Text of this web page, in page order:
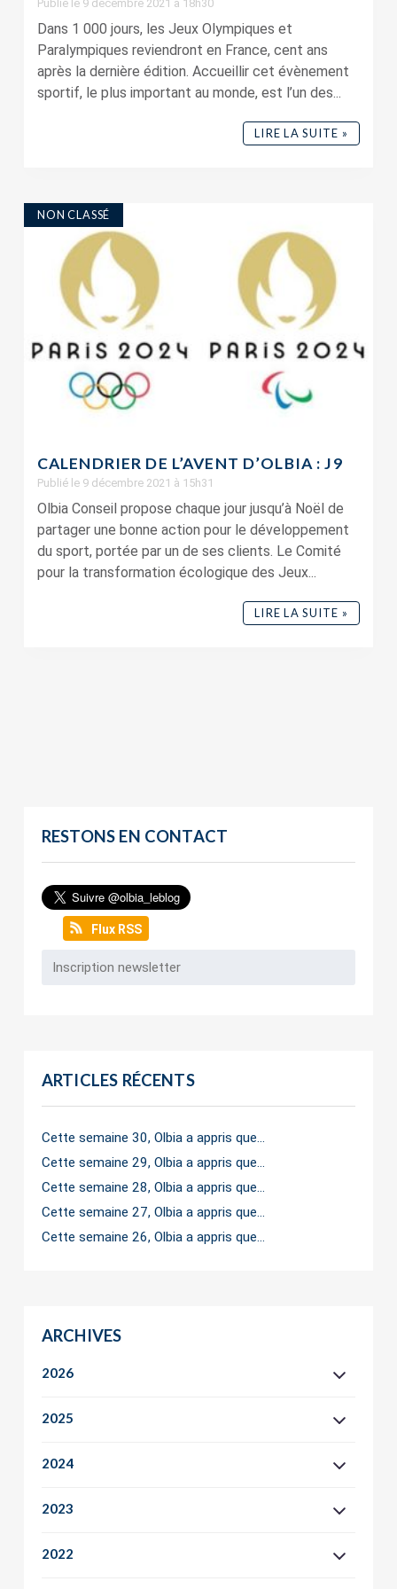
Publié le 9 décembre 2021 à 18h30
Dans 1 000 jours, les Jeux Olympiques et
Paralympiques reviendront en France, cent ans
après la dernière édition. Accueillir cet évènement
sportif, le plus important au monde, est l’un des...
LIRE LA SUITE »
NON CLASSÉ
CALENDRIER DE L’AVENT D’OLBIA : J9
Publié le 9 décembre 2021 à 15h31
Olbia Conseil propose chaque jour jusqu’à Noël de
partager une bonne action pour le développement
du sport, portée par un de ses clients. Le Comité
pour la transformation écologique des Jeux...
LIRE LA SUITE »
RESTONS EN CONTACT
Flux RSS
ARTICLES RÉCENTS
Cette semaine 30, Olbia a appris que…
Cette semaine 29, Olbia a appris que…
Cette semaine 28, Olbia a appris que…
Cette semaine 27, Olbia a appris que…
Cette semaine 26, Olbia a appris que…
ARCHIVES
2026
2025
2024
2023
2022